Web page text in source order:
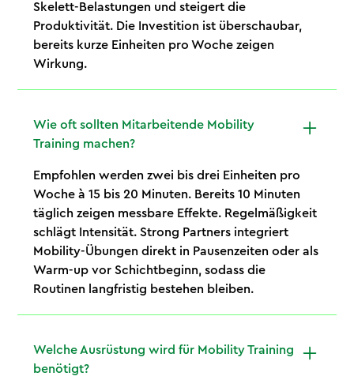
Skelett-Belastungen und steigert die
Produktivität. Die Investition ist überschaubar,
bereits kurze Einheiten pro Woche zeigen
Wirkung.
Wie oft sollten Mitarbeitende Mobility
Training machen?
Empfohlen werden zwei bis drei Einheiten pro
Woche à 15 bis 20 Minuten. Bereits 10 Minuten
täglich zeigen messbare Effekte. Regelmäßigkeit
schlägt Intensität. Strong Partners integriert
Mobility-Übungen direkt in Pausenzeiten oder als
Warm-up vor Schichtbeginn, sodass die
Routinen langfristig bestehen bleiben.
Welche Ausrüstung wird für Mobility Training
benötigt?